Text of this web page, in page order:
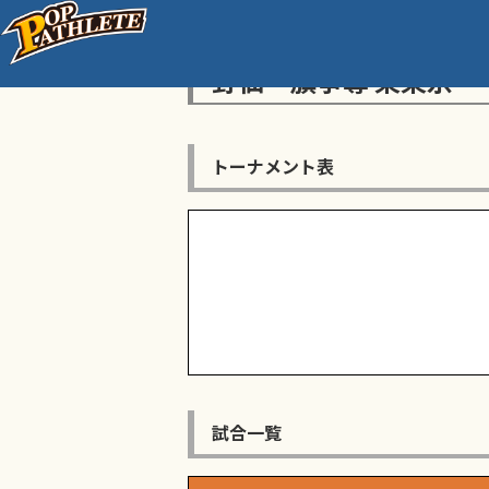
野仙一旗争奪 東東京
トーナメント表
試合一覧